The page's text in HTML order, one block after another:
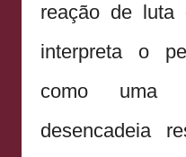
reação de luta
interpreta o
como uma
desencadeia